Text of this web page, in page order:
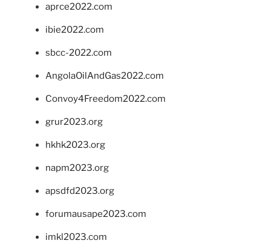
aprce2022.com
ibie2022.com
sbcc-2022.com
AngolaOilAndGas2022.com
Convoy4Freedom2022.com
grur2023.org
hkhk2023.org
napm2023.org
apsdfd2023.org
forumausape2023.com
imkl2023.com